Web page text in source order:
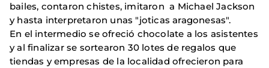
bailes, contaron chistes, imitaron a Michael Jackson
y hasta interpretaron unas "joticas aragonesas".
En el intermedio se ofreció chocolate a los asistentes
y al finalizar se sortearon 30 lotes de regalos que
tiendas y empresas de la localidad ofrecieron para